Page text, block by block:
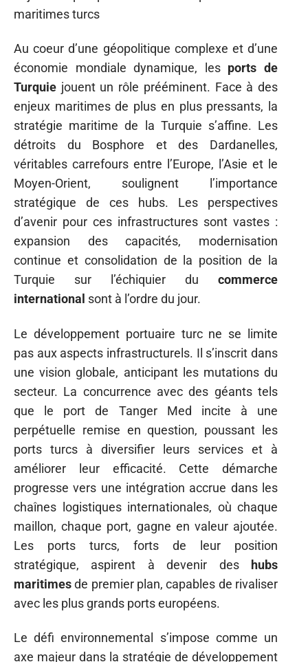
maritimes turcs
Au coeur d’une géopolitique complexe et d’une
économie mondiale dynamique, les ports de
Turquie jouent un rôle prééminent. Face à des
enjeux maritimes de plus en plus pressants, la
stratégie maritime de la Turquie s’affine. Les
détroits du Bosphore et des Dardanelles,
véritables carrefours entre l’Europe, l’Asie et le
Moyen-Orient, soulignent l’importance
stratégique de ces hubs. Les perspectives
d’avenir pour ces infrastructures sont vastes :
expansion des capacités, modernisation
continue et consolidation de la position de la
Turquie sur l’échiquier du commerce
international sont à l’ordre du jour.
Le développement portuaire turc ne se limite
pas aux aspects infrastructurels. Il s’inscrit dans
une vision globale, anticipant les mutations du
secteur. La concurrence avec des géants tels
que le port de Tanger Med incite à une
perpétuelle remise en question, poussant les
ports turcs à diversifier leurs services et à
améliorer leur efficacité. Cette démarche
progresse vers une intégration accrue dans les
chaînes logistiques internationales, où chaque
maillon, chaque port, gagne en valeur ajoutée.
Les ports turcs, forts de leur position
stratégique, aspirent à devenir des hubs
maritimesde premier plan, capables de rivaliser
avec les plus grands ports européens.
Le défi environnemental s’impose comme un
axe majeur dans la stratégie de développement